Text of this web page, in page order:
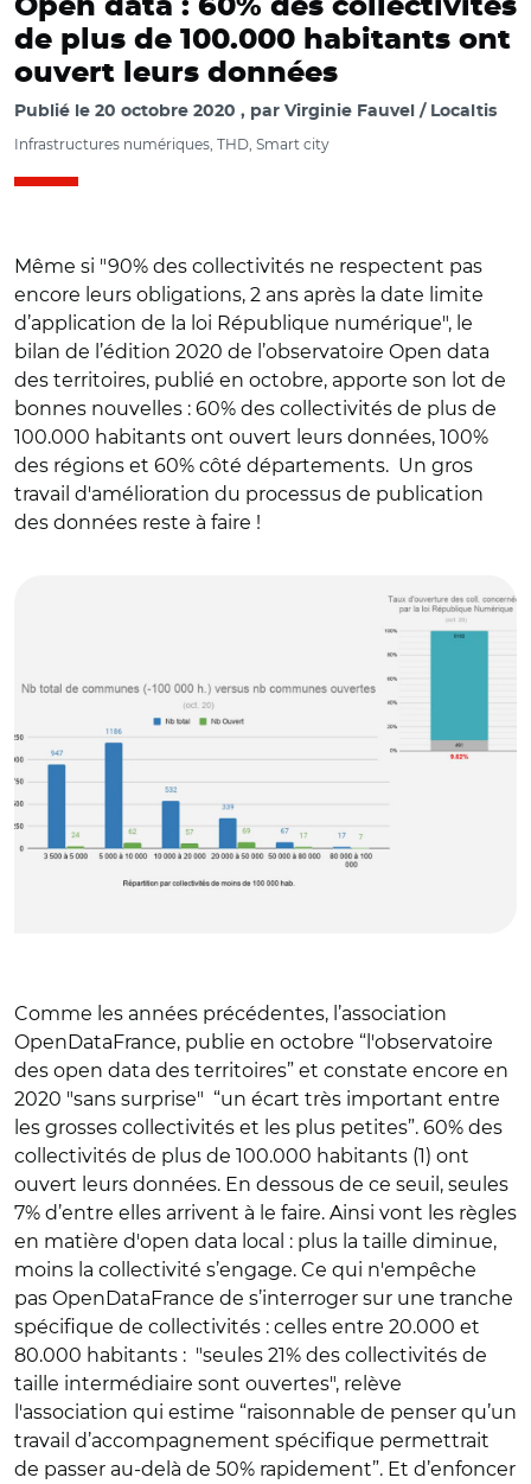
Open data : 60% des collectivités
de plus de 100.000 habitants ont
ouvert leurs données
Publié le 20 octobre 2020 par Virginie Fauvel / Localtis
Infrastructures numériques, THD, Smart city
Même si "90% des collectivités ne respectent pas
encore leurs obligations, 2 ans après la date limite
d’application de la loi République numérique", le
bilan de l’édition 2020 de l’observatoire Open data
des territoires, publié en octobre, apporte son lot de
bonnes nouvelles : 60% des collectivités de plus de
100.000 habitants ont ouvert leurs données, 100%
des régions et 60% côté départements. Un gros
travail d'amélioration du processus de publication
des données reste à faire !
Comme les années précédentes, l’association
OpenDataFrance, publie en octobre “l'observatoire
des open data des territoires” et constate encore en
2020 "sans surprise" “un écart très important entre
les grosses collectivités et les plus petites”. 60% des
collectivités de plus de 100.000 habitants (1) ont
ouvert leurs données. En dessous de ce seuil, seules
7% d’entre elles arrivent à le faire. Ainsi vont les règles
en matière d'open data local : plus la taille diminue,
moins la collectivité s’engage. Ce qui n'empêche
pas OpenDataFrance de s’interroger sur une tranche
spécifique de collectivités : celles entre 20.000 et
80.000 habitants : "seules 21% des collectivités de
taille intermédiaire sont ouvertes", relève
l'association qui estime “raisonnable de penser qu’un
travail d’accompagnement spécifique permettrait
de passer au-delà de 50% rapidement”. Et d’enfoncer